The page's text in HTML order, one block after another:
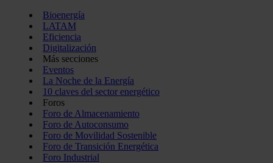
Bioenergía
LATAM
Eficiencia
Digitalización
Más secciones
Eventos
La Noche de la Energía
10 claves del sector energético
Foros
Foro de Almacenamiento
Foro de Autoconsumo
Foro de Movilidad Sostenible
Foro de Transición Energética
Foro Industrial